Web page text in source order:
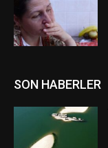
SON HABERLER